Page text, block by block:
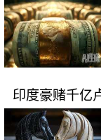
印度豪赌千亿